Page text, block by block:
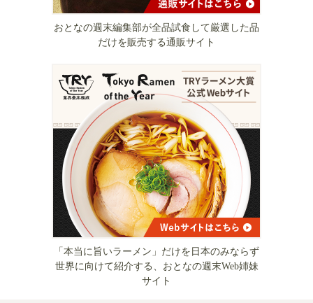
おとなの週末編集部が全品試食して厳選した品
だけを販売する通販サイト
「本当に旨いラーメン」だけを日本のみならず
世界に向けて紹介する、おとなの週末Web姉妹
サイト